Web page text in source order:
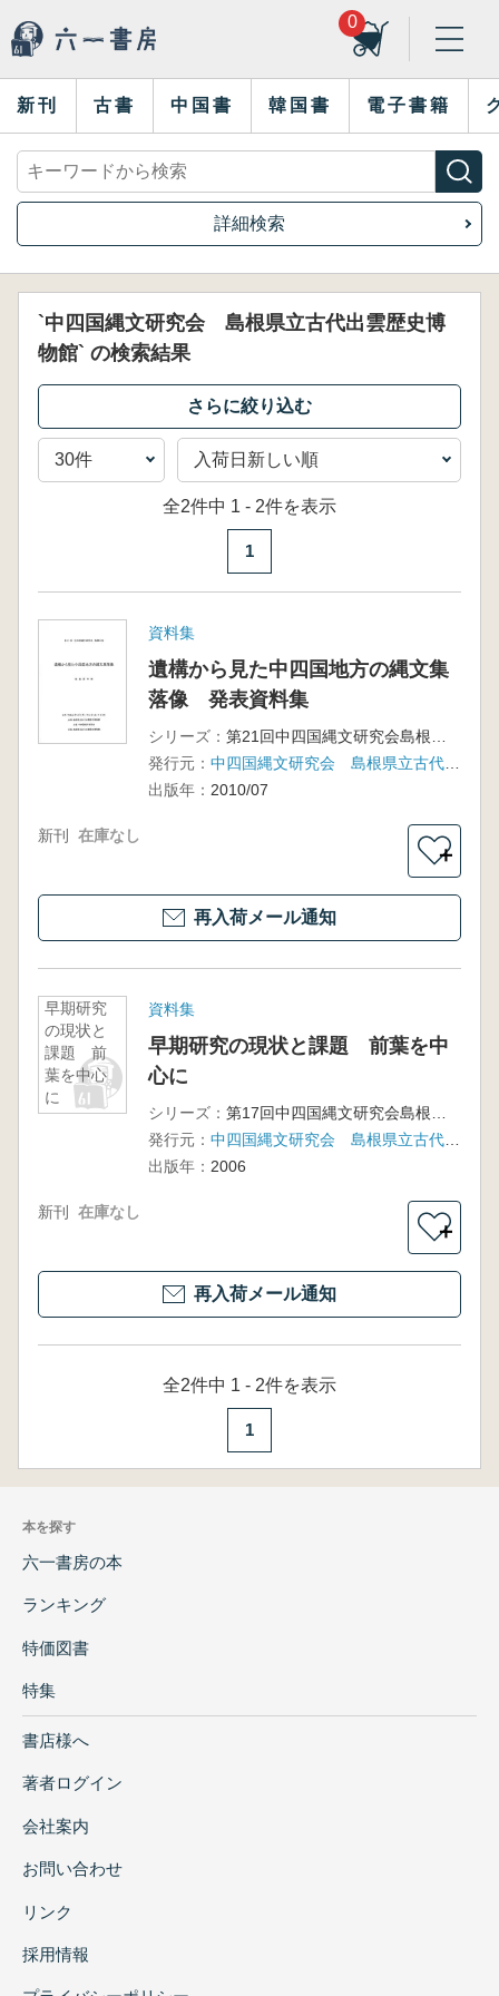
0
新刊 古書 中国書 韓国書 電子書籍
詳細検索
`中四国縄文研究会 島根県立古代出雲歴史博
物館` の検索結果
全2件中 1 - 2件を表示
1
資料集
遺構から見た中四国地方の縄文集
落像 発表資料集
シリーズ：
発行元：
中四国縄文研究会 島根県立古代出雲歴史博物館
出版年： 2010/07
新刊 在庫なし
＋
再入荷メール通知
早期研究
の現状と
課題 前
葉を中心
に
資料集
早期研究の現状と課題 前葉を中
心に
シリーズ：
発行元：
中四国縄文研究会 島根県立古代出雲歴史博物館
出版年： 2006
新刊 在庫なし
＋
再入荷メール通知
全2件中 1 - 2件を表示
1
本を探す
六一書房の本
ランキング
特価図書
特集
書店様へ
著者ログイン
会社案内
お問い合わせ
リンク
採用情報